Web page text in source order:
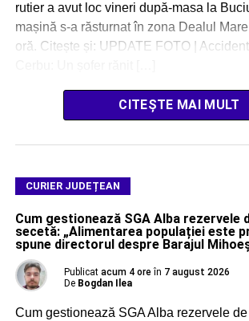
rutier a avut loc vineri după-masa la
mașină s-a răsturnat în zona Dealul
oră. Citește și: UPDATE FOTO |
CITEȘTE MAI MULT
CURIER JUDEȚEAN
Cum gestionează SGA Alba rezervele
secetă: „Alimentarea populației este
spune directorul despre Barajul
Publicat acum 4 ore în 7 august 2026
De Bogdan Ilea
Cum gestionează SGA Alba rezervele